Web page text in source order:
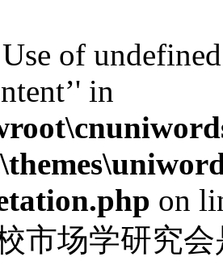
of
in
on
市场学研究